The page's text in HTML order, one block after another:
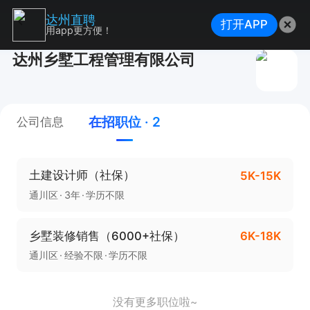
达州乡墅工程管理有限公司
公司信息 在招职位 · 2
土建设计师（社保） 5K-15K
通川区 3年 学历不限
乡墅装修销售（6000+社保） 6K-18K
通川区 经验不限 学历不限
没有更多职位啦~
达州直聘
用app更方便！ 打开APP